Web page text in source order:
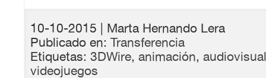
10-10-2015 | Marta Hernando Lera
Publicado en: Transferencia
Etiquetas: 3DWire, animación, audiovisual
videojuegos